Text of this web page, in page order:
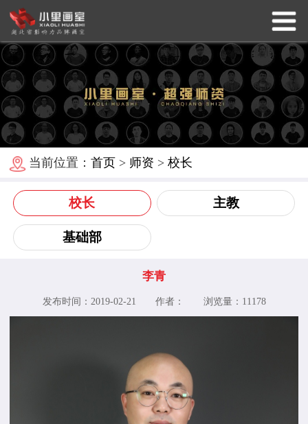
当前位置：首页 > 师资 >校长
校长 主教
基础部
李青
发布时间：2019-02-21 作者： 浏览量： 11178